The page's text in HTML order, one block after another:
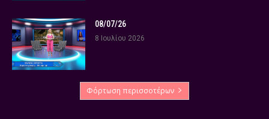
08/07/26
8 Ιουλίου 2026
Φόρτωση περισσοτέρων